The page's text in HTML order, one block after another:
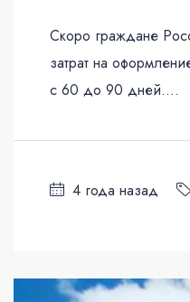
Скоро граждане
затрат на
с 60 до 90 дней....
4 года назад